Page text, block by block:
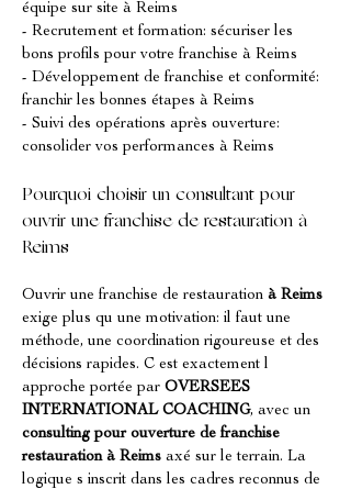
équipe sur site à Reims
- Recrutement et formation: sécuriser les
bons profils pour votre franchise à Reims
- Développement de franchise et conformité:
franchir les bonnes étapes à Reims
- Suivi des opérations après ouverture:
consolider vos performances à Reims
Pourquoi choisir un consultant pour
ouvrir une franchise de restauration à
Reims
Ouvrir une franchise de restauration à Reims
exige plus qu une motivation: il faut une
méthode, une coordination rigoureuse et des
décisions rapides. C est exactement l
approche portée par OVERSEES
INTERNATIONAL COACHING, avec un
consulting pour ouverture de franchise
restauration à Reims axé sur le terrain. La
logique s inscrit dans les cadres reconnus de